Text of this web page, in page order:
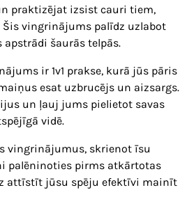
praktizējat izsist cauri tiem,
vingrinājums palīdz uzlabot
šaurās telpās.
ir 1v1 prakse, kurā jūs pāris
esat uzbrucējs un aizsargs.
un ļauj jums pielietot savas
vidē.
vingrinājumus, skrienot īsu
palēninoties pirms atkārtotas
attīstīt jūsu spēju efektīvi mainīt